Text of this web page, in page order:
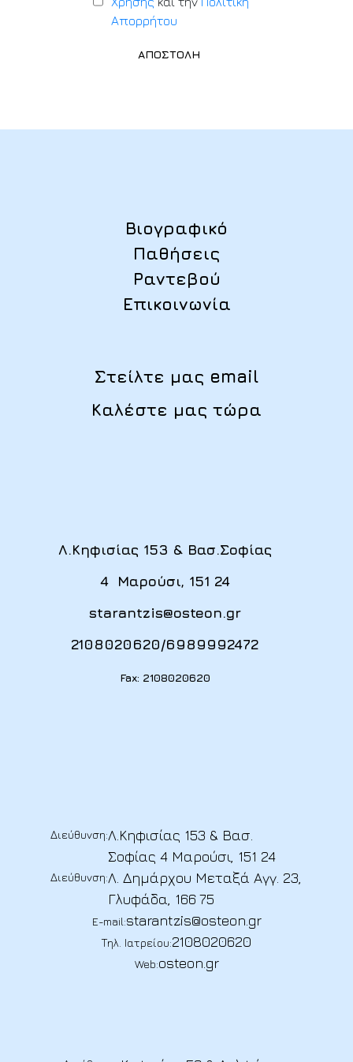
Απορρήτου
Λ.Κηφισίας 153 & Βασ.Σοφίας
4 Μαρούσι, 151 24
starantzis@osteon.gr
2108020620/6989992472
Fax: 2108020620
Στείλτε μας email
Καλέστε μας τώρα
Βιογραφικό
Παθήσεις
Ραντεβού
Επικοινωνία
Διεύθυνση:Λ.Κηφισίας 153 & Βασ.
Σοφίας 4 Μαρούσι, 151 24
Διεύθυνση:Λ. Δημάρχου Μεταξά Αγγ. 23,
Γλυφάδα, 166 75
E-mail:starantzis@osteon.gr
Τηλ. Ιατρείου:2108020620
Web:osteon.gr